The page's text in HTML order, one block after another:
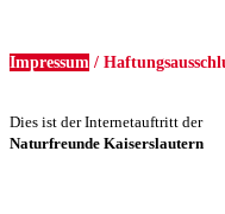
Impressum /
Dies ist der Internetauftritt der
Naturfreunde Kaiserslautern